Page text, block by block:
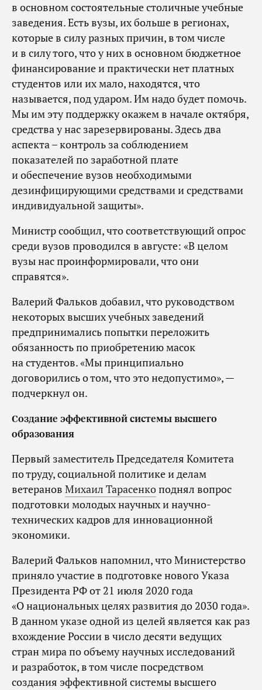
в основном состоятельные столичные учебные
заведения. Есть вузы, их больше в регионах,
которые в силу разных причин, в том числе
и в силу того, что у них в основном бюджетное
финансирование и практически нет платных
студентов или их мало, находятся, что
называется, под ударом. Им надо будет помочь.
Мы им эту поддержку окажем в начале октября,
средства у нас зарезервированы. Здесь два
аспекта – контроль за соблюдением
показателей по заработной плате
и обеспечение вузов необходимыми
дезинфицирующими средствами и средствами
индивидуальной защиты».
Министр сообщил, что соответствующий опрос
среди вузов проводился в августе: «В целом
вузы нас проинформировали, что они
справятся».
Валерий Фальков добавил, что руководством
некоторых высших учебных заведений
предпринимались попытки переложить
обязанность по приобретению масок
на студентов. «Мы принципиально
договорились о том, что это недопустимо», —
подчеркнул он.
Создание эффективной системы высшего
образования
Первый заместитель Председателя Комитета
по труду, социальной политике и делам
ветеранов Михаил Тарасенкоподнял вопрос
подготовки молодых научных и научно-
технических кадров для инновационной
экономики.
Валерий Фальков напомнил, что Министерство
приняло участие в подготовке нового Указа
Президента РФ от 21 июля 2020 года
«О национальных целях развития до 2030 года».
В данном указе одной из целей является как раз
вхождение России в число десяти ведущих
стран мира по объему научных исследований
и разработок, в том числе посредством
создания эффективной системы высшего